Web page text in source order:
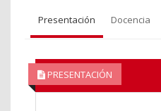
Presentación Docencia
PRESENTACIÓN